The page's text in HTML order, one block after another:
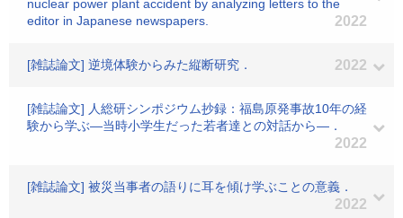
nuclear power plant accident by analyzing letters to the
editor in Japanese newspapers.
2022
[雑誌論文] 逆境体験からみた縦断研究． 2022
[雑誌論文] 人総研シンポジウム抄録：福島原発事故10年の経
験から学ぶ―当時小学生だった若者達との対話から―．
2022
[雑誌論文] 被災当事者の語りに耳を傾け学ぶことの意義．
2022